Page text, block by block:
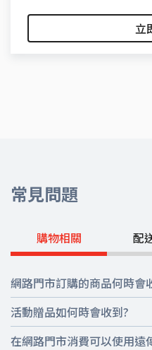
立
常見問題
購物相關 配
網路門市訂購的商品何時會
商品配送時間可至
https://www.fetnet.net/
3C家電需待門號啟用2~3週後
活動贈品如何時會收到?
本贈品發送時間可至
在網路門市消費可以使用遠